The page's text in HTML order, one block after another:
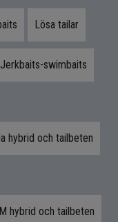
Lösa tailar
swimbaits
hybrid och tailbeten
hybrid och tailbeten